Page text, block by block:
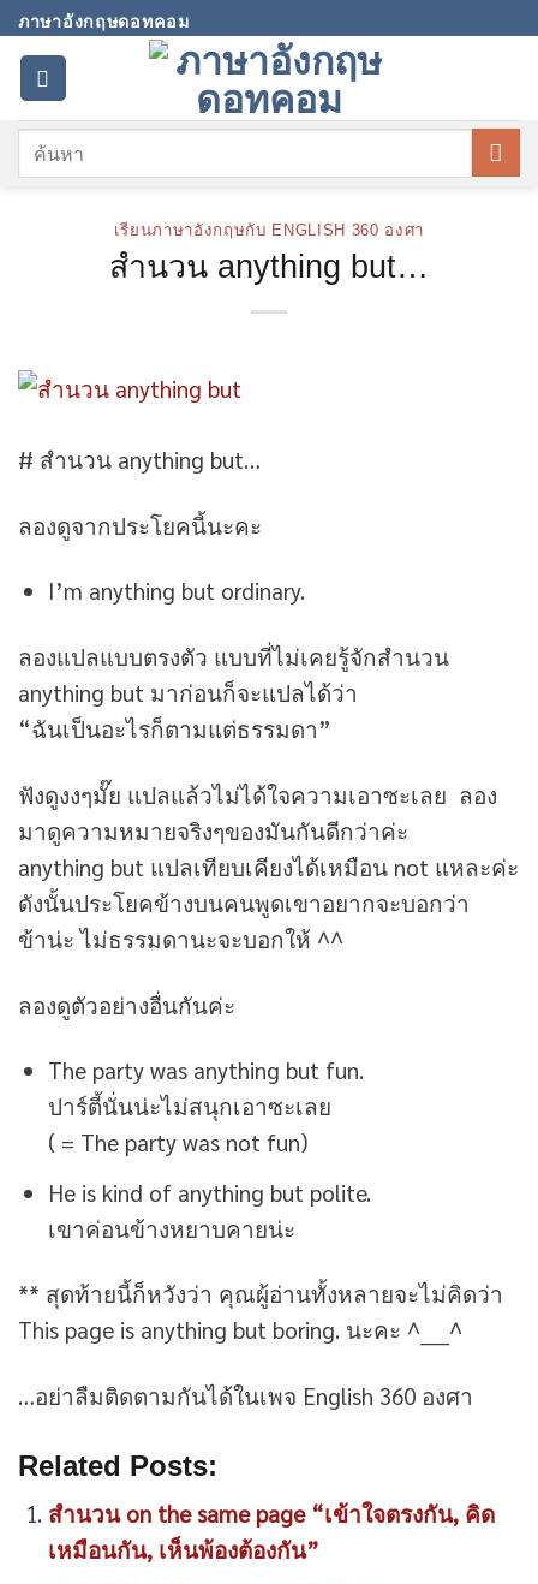
Skip
content
ภาษาอังกฤษดอทคอม
เรียนภาษาอังกฤษกับ ENGLISH 360 องศา
สำนวน anything but…
# สำนวน anything but…
ลองดูจากประโยคนี้นะคะ
I’m anything but ordinary.
ลองแปลแบบตรงตัว แบบที่ไม่เคยรู้จักสำนวน
anything but มาก่อนก็จะแปลได้ว่า
“ฉันเป็นอะไรก็ตามแต่ธรรมดา”
ฟังดูงงๆมั๊ย แปลแล้วไม่ได้ใจความเอาซะเลย ลอง
มาดูความหมายจริงๆของมันกันดีกว่าค่ะ
anything but แปลเทียบเคียงได้เหมือน not แหละค่ะ
ดังนั้นประโยคข้างบนคนพูดเขาอยากจะบอกว่า
ข้าน่ะ ไม่ธรรมดานะจะบอกให้ ^^
ลองดูตัวอย่างอื่นกันค่ะ
The party was anything but fun.
ปาร์ตี้นั่นน่ะไม่สนุกเอาซะเลย
( = The party was not fun)
He is kind of anything but polite.
เขาค่อนข้างหยาบคายน่ะ
** สุดท้ายนี้ก็หวังว่า คุณผู้อ่านทั้งหลายจะไม่คิดว่า
This page is anything but boring. นะคะ ^____^
…อย่าลืมติดตามกันได้ในเพจ English 360 องศา
Related Posts:
สำนวน on the same page “เข้าใจตรงกัน, คิด
เหมือนกัน, เห็นพ้องต้องกัน”